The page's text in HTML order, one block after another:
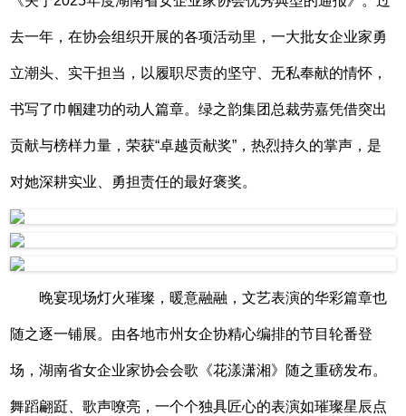
去一年，在协会组织开展的各项活动里，一大批女企业家勇
立潮头、实干担当，以履职尽责的坚守、无私奉献的情怀，
书写了巾帼建功的动人篇章。绿之韵集团总裁劳嘉凭借突出
贡献与榜样力量，荣获“卓越贡献奖”，热烈持久的掌声，是
对她深耕实业、勇担责任的最好褒奖。
晚宴现场灯火璀璨，暖意融融，文艺表演的华彩篇章也
随之逐一铺展。由各地市州女企协精心编排的节目轮番登
场，湖南省女企业家协会会歌《花漾潇湘》随之重磅发布。
舞蹈翩跹、歌声嘹亮，一个个独具匠心的表演如璀璨星辰点